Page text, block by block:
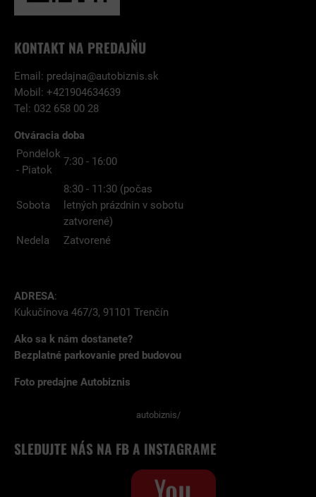
KONTAKT NA PREDAJŇU
Email: predajna@autobiznis.sk
Mobil: +421904634639
Tel: 032 658 00 28
Otváracia doba
Pondelok
- Piatok
7:30 - 16:00
Sobota
8:30 - 11:30 (počas
letných prázdnin v sobotu
zatvorené)
Nedela
Zatvorené
ADRESA:
Kukučínova 467/3, 91101 Trenčín
Ako sa k nám dostanete?
Bezplatné parkovanie pred budovou
Foto predajne Autobiznis
autobiznis/
SLEDUJTE NÁS NA FB A INSTAGRAME